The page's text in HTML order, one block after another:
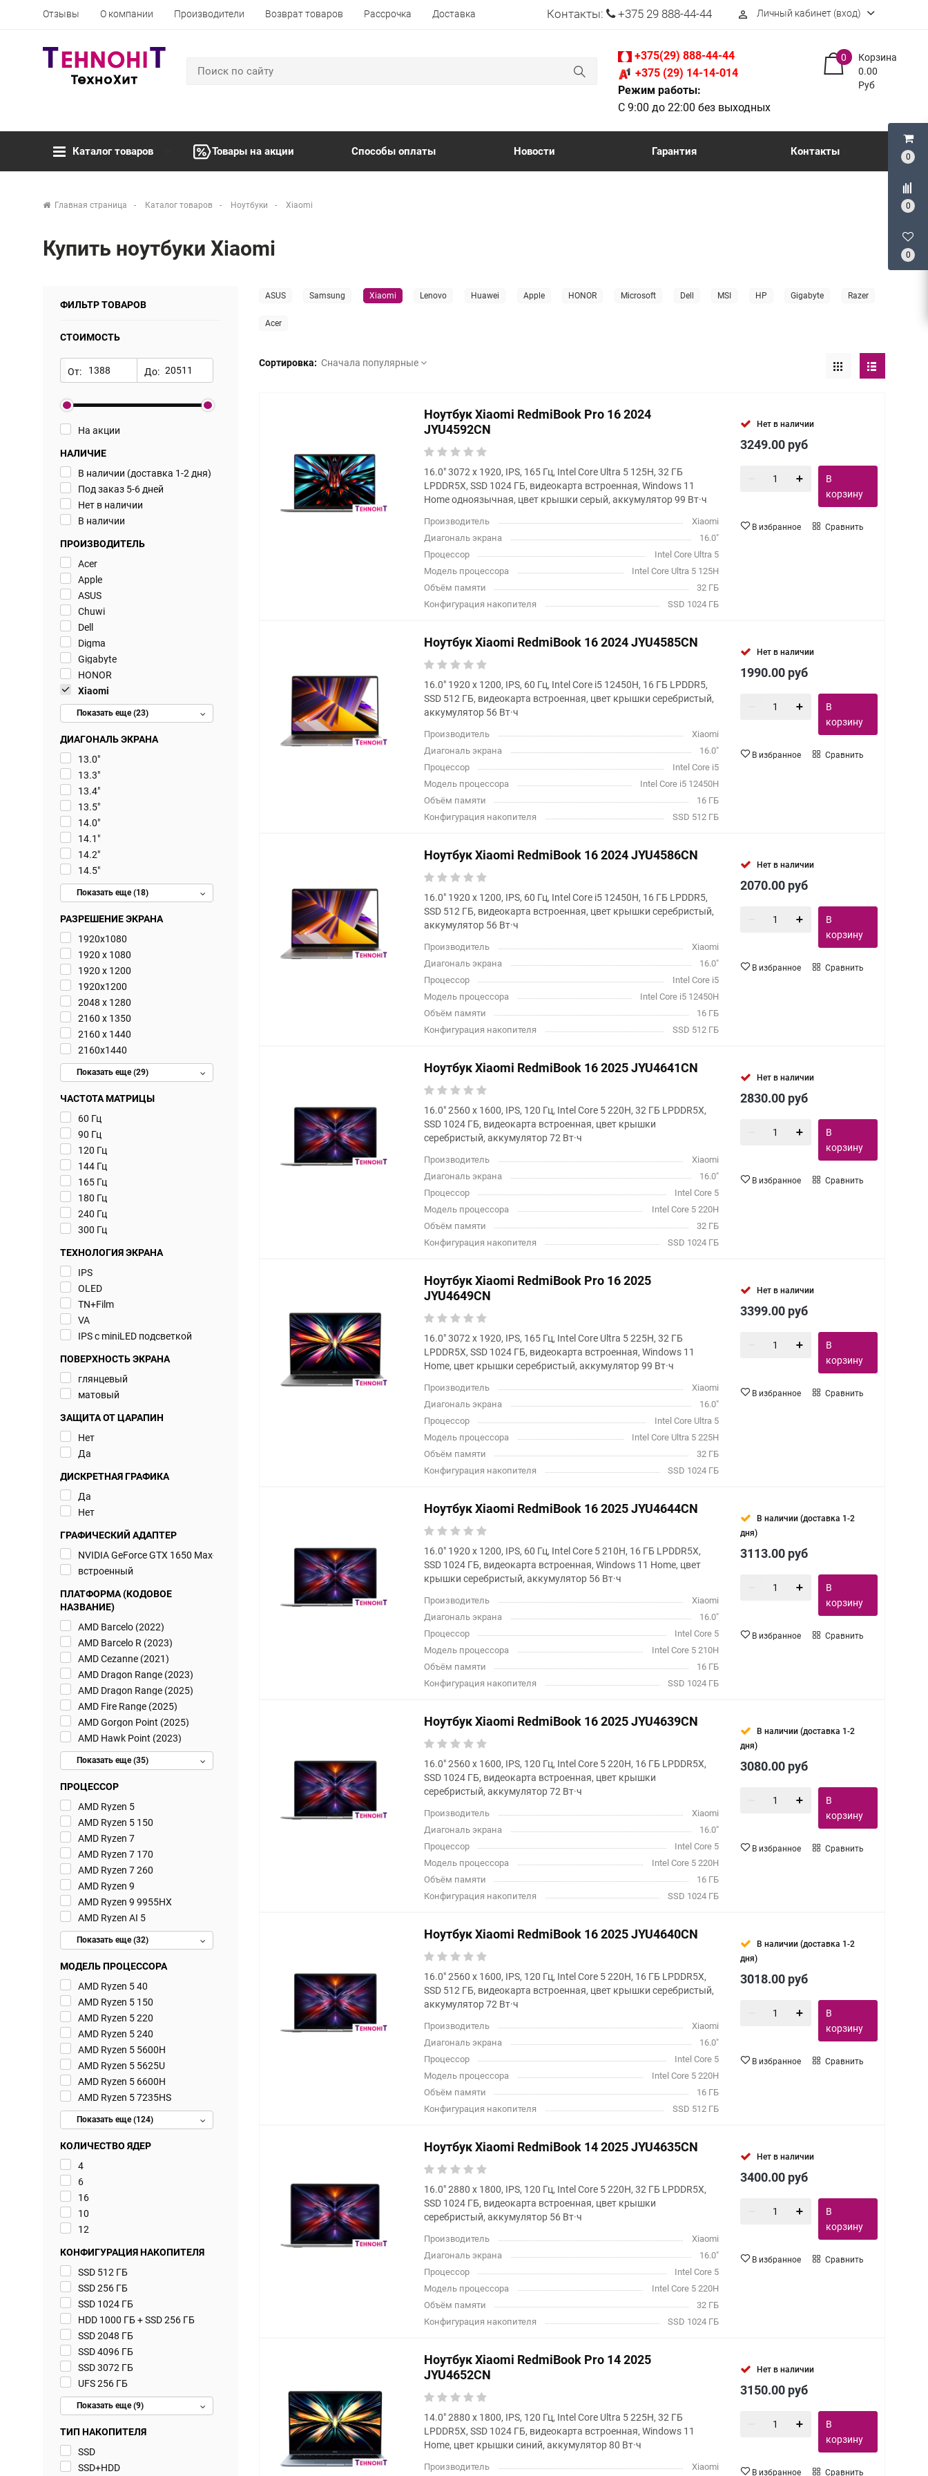
0
0
0
Отзывы О компании Производители Возврат товаров Рассрочка Доставка Контакты: +375 29 888-44-44 perm_identity Личный кабинет (вход)
+375(29) 888-44-44
+375 (29) 14-14-014
Режим работы:
С 9:00 до 22:00 без выходных
Корзина
0
0.00
Руб
Каталог товаров Товары на акции Способы оплаты Новости Гарантия Контакты
Главная страница Каталог товаров Ноутбуки Xiaomi
Купить ноутбуки Xiaomi
ФИЛЬТР ТОВАРОВ
СТОИМОСТЬ
От: До:
На акции
НАЛИЧИЕ
В наличии (доставка 1-2 дня)
Под заказ 5-6 дней
Нет в наличии
В наличии
ПРОИЗВОДИТЕЛЬ
Acer
Apple
ASUS
Chuwi
Dell
Digma
Gigabyte
HONOR
Xiaomi
Показать еще (23)
ДИАГОНАЛЬ ЭКРАНА
13.0"
13.3"
13.4"
13.5"
14.0"
14.1"
14.2"
14.5"
Показать еще (18)
РАЗРЕШЕНИЕ ЭКРАНА
1920x1080
1920 x 1080
1920 x 1200
1920x1200
2048 x 1280
2160 x 1350
2160 x 1440
2160x1440
Показать еще (29)
ЧАСТОТА МАТРИЦЫ
60 Гц
90 Гц
120 Гц
144 Гц
165 Гц
180 Гц
240 Гц
300 Гц
ТЕХНОЛОГИЯ ЭКРАНА
IPS
OLED
TN+Film
VA
IPS с miniLED подсветкой
ПОВЕРХНОСТЬ ЭКРАНА
глянцевый
матовый
ЗАЩИТА ОТ ЦАРАПИН
Нет
Да
ДИСКРЕТНАЯ ГРАФИКА
Да
Нет
ГРАФИЧЕСКИЙ АДАПТЕР
NVIDIA GeForce GTX 1650 Max-Q 4 ГБ GDDR5
встроенный
ПЛАТФОРМА (КОДОВОЕ
НАЗВАНИЕ)
AMD Barcelo (2022)
AMD Barcelo R (2023)
AMD Cezanne (2021)
AMD Dragon Range (2023)
AMD Dragon Range (2025)
AMD Fire Range (2025)
AMD Gorgon Point (2025)
AMD Hawk Point (2023)
Показать еще (35)
ПРОЦЕССОР
AMD Ryzen 5
AMD Ryzen 5 150
AMD Ryzen 7
AMD Ryzen 7 170
AMD Ryzen 7 260
AMD Ryzen 9
AMD Ryzen 9 9955HX
AMD Ryzen AI 5
Показать еще (32)
МОДЕЛЬ ПРОЦЕССОРА
AMD Ryzen 5 40
AMD Ryzen 5 150
AMD Ryzen 5 220
AMD Ryzen 5 240
AMD Ryzen 5 5600H
AMD Ryzen 5 5625U
AMD Ryzen 5 6600H
AMD Ryzen 5 7235HS
Показать еще (124)
КОЛИЧЕСТВО ЯДЕР
4
6
16
10
12
КОНФИГУРАЦИЯ НАКОПИТЕЛЯ
SSD 512 ГБ
SSD 256 ГБ
SSD 1024 ГБ
HDD 1000 ГБ + SSD 256 ГБ
SSD 2048 ГБ
SSD 4096 ГБ
SSD 3072 ГБ
UFS 256 ГБ
Показать еще (9)
ТИП НАКОПИТЕЛЯ
SSD
SSD+HDD
ASUS Samsung Xiaomi Lenovo Huawei Apple HONOR Microsoft Dell MSI HP Gigabyte Razer
Acer
Сортировка: Сначала популярные
Ноутбук Xiaomi RedmiBook Pro 16 2024
JYU4592CN
16.0" 3072 x 1920, IPS, 165 Гц, Intel Core Ultra 5 125H, 32 ГБ
LPDDR5X, SSD 1024 ГБ, видеокарта встроенная, Windows 11
Home одноязычная, цвет крышки серый, аккумулятор 99 Вт·ч
Производитель
Xiaomi
Диагональ экрана
16.0"
Процессор
Intel Core Ultra 5
Модель процессора
Intel Core Ultra 5 125H
Объём памяти
32 ГБ
Конфигурация накопителя
SSD 1024 ГБ
Нет в наличии
3249.00 руб
В
корзину
В избранное Сравнить
Ноутбук Xiaomi RedmiBook 16 2024 JYU4585CN
16.0" 1920 x 1200, IPS, 60 Гц, Intel Core i5 12450H, 16 ГБ LPDDR5,
SSD 512 ГБ, видеокарта встроенная, цвет крышки серебристый,
аккумулятор 56 Вт·ч
Производитель
Xiaomi
Диагональ экрана
16.0"
Процессор
Intel Core i5
Модель процессора
Intel Core i5 12450H
Объём памяти
16 ГБ
Конфигурация накопителя
SSD 512 ГБ
Нет в наличии
1990.00 руб
В
корзину
В избранное Сравнить
Ноутбук Xiaomi RedmiBook 16 2024 JYU4586CN
16.0" 1920 x 1200, IPS, 60 Гц, Intel Core i5 12450H, 16 ГБ LPDDR5,
SSD 512 ГБ, видеокарта встроенная, цвет крышки серебристый,
аккумулятор 56 Вт·ч
Производитель
Xiaomi
Диагональ экрана
16.0"
Процессор
Intel Core i5
Модель процессора
Intel Core i5 12450H
Объём памяти
16 ГБ
Конфигурация накопителя
SSD 512 ГБ
Нет в наличии
2070.00 руб
В
корзину
В избранное Сравнить
Ноутбук Xiaomi RedmiBook 16 2025 JYU4641CN
16.0" 2560 x 1600, IPS, 120 Гц, Intel Core 5 220H, 32 ГБ LPDDR5X,
SSD 1024 ГБ, видеокарта встроенная, цвет крышки
серебристый, аккумулятор 72 Вт·ч
Производитель
Xiaomi
Диагональ экрана
16.0"
Процессор
Intel Core 5
Модель процессора
Intel Core 5 220H
Объём памяти
32 ГБ
Конфигурация накопителя
SSD 1024 ГБ
Нет в наличии
2830.00 руб
В
корзину
В избранное Сравнить
Ноутбук Xiaomi RedmiBook Pro 16 2025
JYU4649CN
16.0" 3072 x 1920, IPS, 165 Гц, Intel Core Ultra 5 225H, 32 ГБ
LPDDR5X, SSD 1024 ГБ, видеокарта встроенная, Windows 11
Home, цвет крышки серебристый, аккумулятор 99 Вт·ч
Производитель
Xiaomi
Диагональ экрана
16.0"
Процессор
Intel Core Ultra 5
Модель процессора
Intel Core Ultra 5 225H
Объём памяти
32 ГБ
Конфигурация накопителя
SSD 1024 ГБ
Нет в наличии
3399.00 руб
В
корзину
В избранное Сравнить
Ноутбук Xiaomi RedmiBook 16 2025 JYU4644CN
16.0" 1920 x 1200, IPS, 60 Гц, Intel Core 5 210H, 16 ГБ LPDDR5X,
SSD 1024 ГБ, видеокарта встроенная, Windows 11 Home, цвет
крышки серебристый, аккумулятор 56 Вт·ч
Производитель
Xiaomi
Диагональ экрана
16.0"
Процессор
Intel Core 5
Модель процессора
Intel Core 5 210H
Объём памяти
16 ГБ
Конфигурация накопителя
SSD 1024 ГБ
В наличии (доставка 1-2
дня)
3113.00 руб
В
корзину
В избранное Сравнить
Ноутбук Xiaomi RedmiBook 16 2025 JYU4639CN
16.0" 2560 x 1600, IPS, 120 Гц, Intel Core 5 220H, 16 ГБ LPDDR5X,
SSD 1024 ГБ, видеокарта встроенная, цвет крышки
серебристый, аккумулятор 72 Вт·ч
Производитель
Xiaomi
Диагональ экрана
16.0"
Процессор
Intel Core 5
Модель процессора
Intel Core 5 220H
Объём памяти
16 ГБ
Конфигурация накопителя
SSD 1024 ГБ
В наличии (доставка 1-2
дня)
3080.00 руб
В
корзину
В избранное Сравнить
Ноутбук Xiaomi RedmiBook 16 2025 JYU4640CN
16.0" 2560 x 1600, IPS, 120 Гц, Intel Core 5 220H, 16 ГБ LPDDR5X,
SSD 512 ГБ, видеокарта встроенная, цвет крышки серебристый,
аккумулятор 72 Вт·ч
Производитель
Xiaomi
Диагональ экрана
16.0"
Процессор
Intel Core 5
Модель процессора
Intel Core 5 220H
Объём памяти
16 ГБ
Конфигурация накопителя
SSD 512 ГБ
В наличии (доставка 1-2
дня)
3018.00 руб
В
корзину
В избранное Сравнить
Ноутбук Xiaomi RedmiBook 14 2025 JYU4635CN
16.0" 2880 x 1800, IPS, 120 Гц, Intel Core 5 220H, 32 ГБ LPDDR5X,
SSD 1024 ГБ, видеокарта встроенная, цвет крышки
серебристый, аккумулятор 56 Вт·ч
Производитель
Xiaomi
Диагональ экрана
16.0"
Процессор
Intel Core 5
Модель процессора
Intel Core 5 220H
Объём памяти
32 ГБ
Конфигурация накопителя
SSD 1024 ГБ
Нет в наличии
3400.00 руб
В
корзину
В избранное Сравнить
Ноутбук Xiaomi RedmiBook Pro 14 2025
JYU4652CN
14.0" 2880 x 1800, IPS, 120 Гц, Intel Core Ultra 5 225H, 32 ГБ
LPDDR5X, SSD 1024 ГБ, видеокарта встроенная, Windows 11
Home, цвет крышки синий, аккумулятор 80 Вт·ч
Производитель Xiaomi
Нет в наличии
3150.00 руб
В
корзину
В избранное Сравнить